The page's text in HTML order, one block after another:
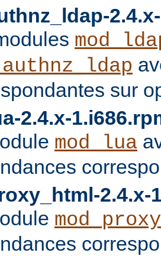
sur
2.4.x-
mod_lua
2.4.x-